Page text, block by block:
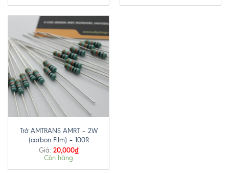
Trở AMTRANS AMRT – 2W
(carbon Film) – 100R
Giá: 20,000₫
Còn hàng